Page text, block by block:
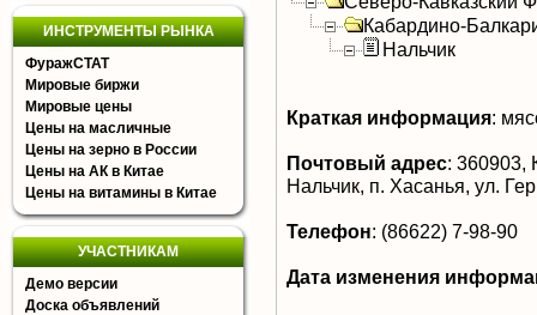
ИНСТРУМЕНТЫ РЫНКА
ФуражСТАТ
Мировые биржи
Мировые цены
Цены на масличные
Цены на зерно в России
Цены на АК в Китае
Цены на витамины в Китае
УЧАСТНИКАМ
Демо версии
Доска объявлений
Кабардино-
Нальчик
Краткая информация:
Почтовый адрес: 360903,
Нальчик, п. Хасанья, ул.
Телефон: (86622) 7-98-90
Дата изменения